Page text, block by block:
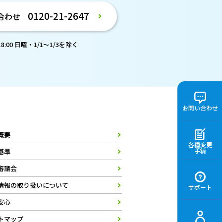
お問い合わせ
各種変更
手続
サポート
わせ 0120-21-2647
日曜・1/1～1/3を除く
要
準
議会
報の取り扱いについて
心
マップ